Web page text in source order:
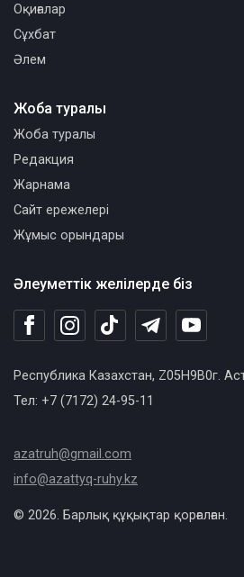
Әлеуметтік желілерде біз
Республика Казахстан, Z05H9B0г.
Тел: +7 (7172) 24-95-11
azatruh@gmail.com
info@azattyq-ruhy.kz
Оқиғалар
Сұхбат
Әлем
Жоба туралы
Жоба туралы
Редакция
Жарнама
Сайт ережелері
Жұмыс орындары
© 2026. Барлық құқықтар қорғалған.